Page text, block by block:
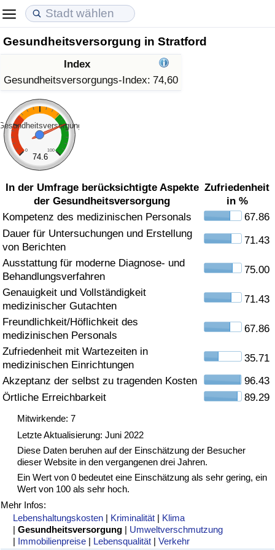
Gesundheitsversorgung in Stratford
Index
Gesundheitsversorgungs-Index: 74,60
0 100
74.6
In der Umfrage berücksichtigte Aspekte
der Gesundheitsversorgung
Zufriedenheit
in %
Kompetenz des medizinischen Personals
67.86
Dauer für Untersuchungen und Erstellung
von Berichten
71.43
Ausstattung für moderne Diagnose- und
Behandlungsverfahren
75.00
Genauigkeit und Vollständigkeit
medizinischer Gutachten
71.43
Freundlichkeit/Höflichkeit des
medizinischen Personals
67.86
Zufriedenheit mit Wartezeiten in
medizinischen Einrichtungen
35.71
Akzeptanz der selbst zu tragenden Kosten
96.43
Örtliche Erreichbarkeit
89.29
Mitwirkende: 7
Letzte Aktualisierung: Juni 2022
Diese Daten beruhen auf der Einschätzung der Besucher
dieser Website in den vergangenen drei Jahren.
Ein Wert von 0 bedeutet eine Einschätzung als sehr gering, ein
Wert von 100 als sehr hoch.
Mehr Infos:
Lebenshaltungskosten | Kriminalität | Klima
|Gesundheitsversorgung | Umweltverschmutzung
| Immobilienpreise | Lebensqualität |Verkehr
Lebenshaltungskosten
Lebenshaltungskosten-Index (aktuell)
Lebenshaltungskosten-Index
Lebenshaltungskosten-Index nach Land
in Akaba
Immobilienpreise
Immobilienpreis-Index (aktuell)
Immobilienpreis-Index
Immobilienpreis-Index nach Land
Lebensqualität
Lebensqualität-Index
Lebensqualität-Index (aktuell)
Lebensqualitätsindex nach Land
Kriminalität
Kriminalitäts-Index (aktuell)
Kriminalitäts-Index
Kriminalitätsindex nach Land
Gesundheitsversorgung
Gesundheitsversorgungs-Index (aktuell)
Gesundheitsversorgungs-Index
Gesundheitsversorgungs-Index nach Land
Umweltverschmutzung
Umweltverschmutzungs-Index (aktuell)
Verschmutzungsindex
Umweltverschmutzungs-Index nach Land
Verkehr